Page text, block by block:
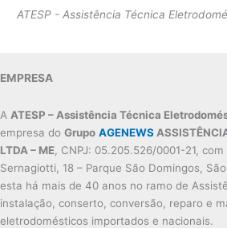
ATESP - Assistência Técnica
EMPRESA
A ATESP – Assistência Técnica
empresa do Grupo AGENEWS
LTDA – ME , CNPJ: 05.205.526/0001-21,
Sernagiotti, 18 – Parque São Domingos,
esta há mais de 40 anos no ramo de
instalação, conserto, conversão, reparo e
eletrodomésticos importados e nacionais.